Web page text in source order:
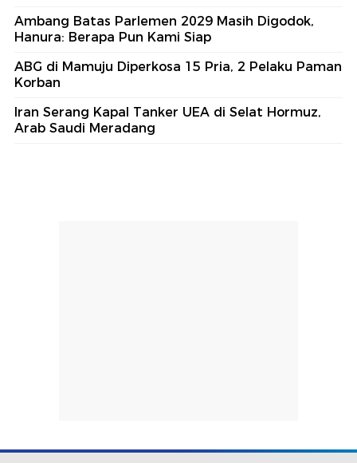
Ambang Batas Parlemen 2029 Masih Digodok,
Hanura: Berapa Pun Kami Siap
ABG di Mamuju Diperkosa 15 Pria, 2 Pelaku Paman
Korban
Iran Serang Kapal Tanker UEA di Selat Hormuz,
Arab Saudi Meradang